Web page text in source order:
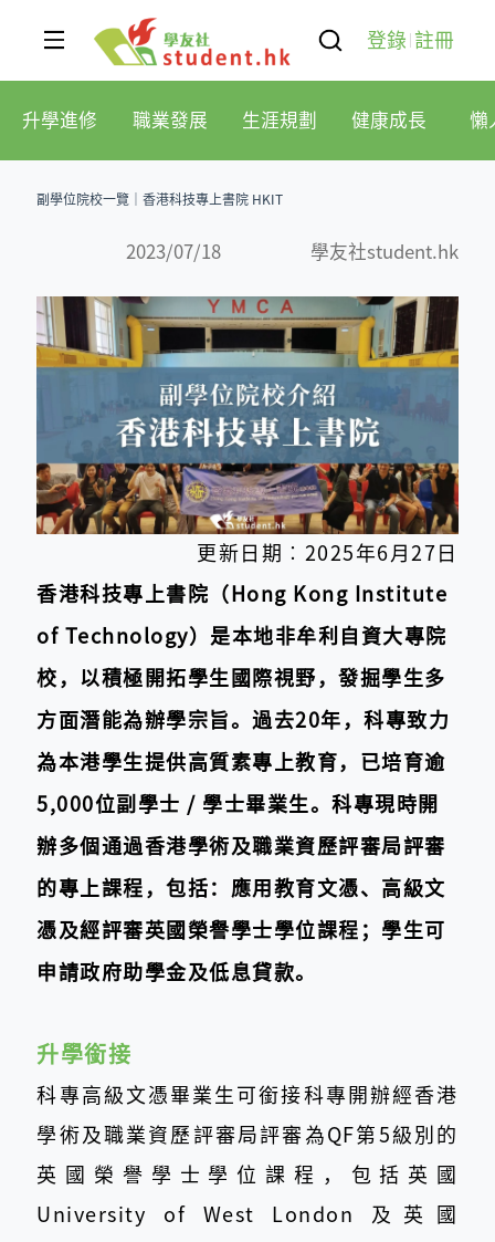
登錄 註冊
升學進修 職業發展 生涯規劃 健康成長 懶
副學位院校一覽｜香港科技專上書院 HKIT
2023/07/18 學友社student.hk
更新日期︰2025年6月27日
香港科技專上書院（Hong Kong Institute
of Technology）是本地非牟利自資大專院
校，以積極開拓學生國際視野，發掘學生多
方面潛能為辦學宗旨。過去20年，科專致力
為本港學生提供高質素專上教育，已培育逾
5,000位副學士 / 學士畢業生。科專現時開
辦多個通過香港學術及職業資歷評審局評審
的專上課程，包括：應用教育文憑、高級文
憑及經評審英國榮譽學士學位課程；學生可
申請政府助學金及低息貸款。
升學銜接
科專高級文憑畢業生可銜接科專開辦經香港
學術及職業資歷評審局評審為QF第5級別的
英國榮譽學士學位課程，包括英國
University of West London 及英國